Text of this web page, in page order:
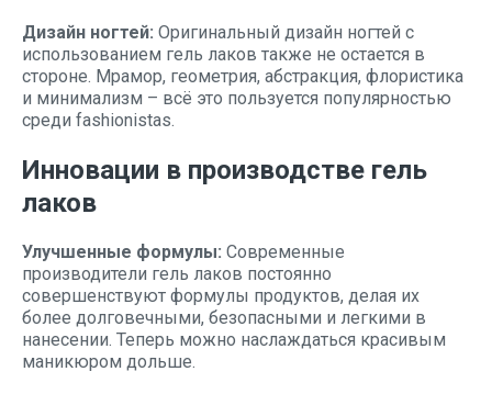
Дизайн ногтей: Оригинальный дизайн ногтей с
использованием гель лаков также не остается в
стороне. Мрамор, геометрия, абстракция, флористика
и минимализм – всё это пользуется популярностью
среди fashionistas.
Инновации в производстве гель
лаков
Улучшенные формулы: Современные
производители гель лаков постоянно
совершенствуют формулы продуктов, делая их
более долговечными, безопасными и легкими в
нанесении. Теперь можно наслаждаться красивым
маникюром дольше.